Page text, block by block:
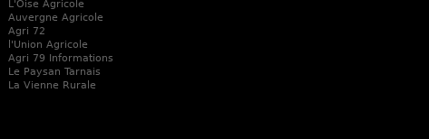
L'Oise Agricole
Auvergne Agricole
Agri 72
l'Union Agricole
Agri 79 Informations
Le Paysan Tarnais
La Vienne Rurale